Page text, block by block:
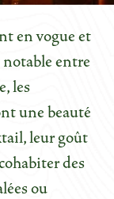
en vogue et
entre
les
une beauté
leur goût
des
ou